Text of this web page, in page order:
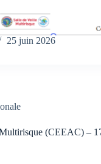
25 juin 2026
(CEEAC) –